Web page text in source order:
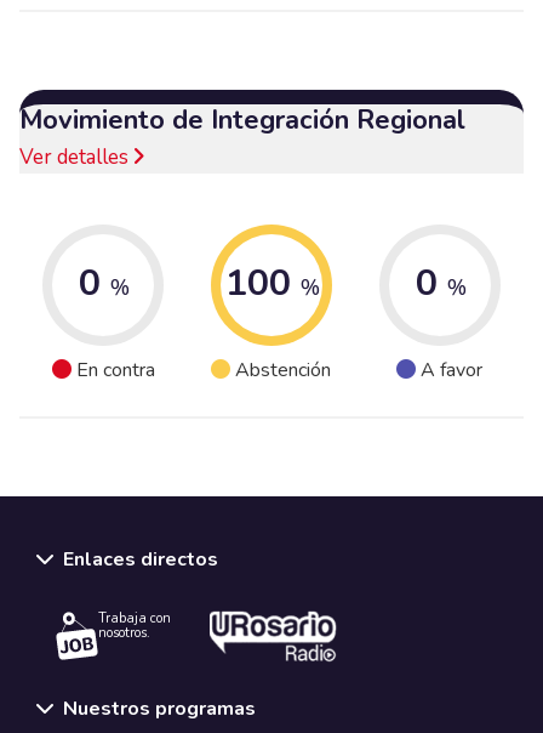
Movimiento de Integración Regional
Ver detalles
0 %
En contra
100 %
Abstención
0 %
A favor
Enlaces directos
Trabaja con
nosotros.
Nuestros programas